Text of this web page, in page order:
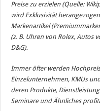
Preise zu erzielen (Quelle:
wird Exklusivität
Markenartikel
(z. B. Uhren von Rolex, Autos
D&G).
Immer öfter werden
Einzelunternehmen, KMUs
deren Produkte,
Seminare und Ähnliches